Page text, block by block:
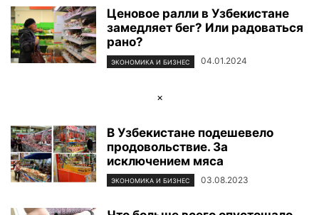
Ценовое ралли в Узбекистане
замедляет бег? Или радоваться
рано?
ЭКОНОМИКА И БИЗНЕС 04.01.2024
×
В Узбекистане подешевело
продовольствие. За
исключением мяса
ЭКОНОМИКА И БИЗНЕС 03.08.2023